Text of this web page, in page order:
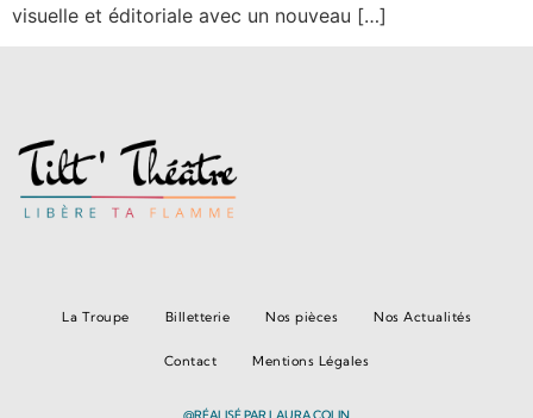
visuelle et éditoriale avec un nouveau […]
La Troupe Billetterie Nos pièces Nos Actualités
Contact Mentions Légales